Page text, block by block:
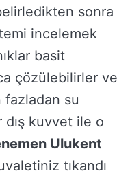
sonra
incelemek
basit
çözülebilirler ve
fazladan su
kuvvet ile o
Ulukent
tıkandı